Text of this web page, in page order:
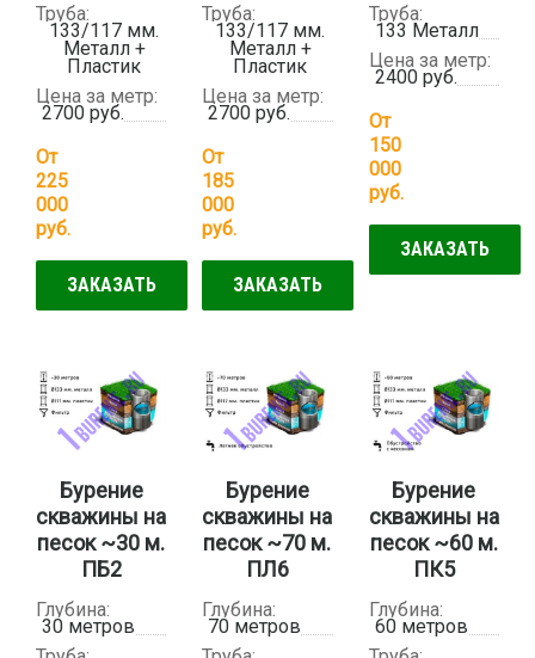
Труба:
133/117 мм.
Металл +
Пластик
Цена за метр:
2700 руб.
От
225
000
руб.
ЗАКАЗАТЬ
Труба:
133/117 мм.
Металл +
Пластик
Цена за метр:
2700 руб.
От
185
000
руб.
ЗАКАЗАТЬ
Труба:
133 Металл
Цена за метр:
2400 руб.
От
150
000
руб.
ЗАКАЗАТЬ
Бурение
скважины на
песок ~30 м.
ПБ2
Глубина:
30 метров
Бурение
скважины на
песок ~70 м.
ПЛ6
Глубина:
70 метров
Бурение
скважины на
песок ~60 м.
ПК5
Глубина:
60 метров